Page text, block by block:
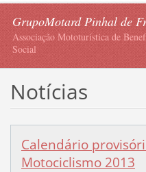
GrupoMotard Pinhal de
Associação Mototurística de
Social
Notícias
Calendário
Motociclismo 2013